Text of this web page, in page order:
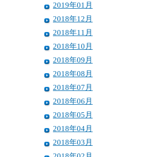
2019年01月
2018年12月
2018年11月
2018年10月
2018年09月
2018年08月
2018年07月
2018年06月
2018年05月
2018年04月
2018年03月